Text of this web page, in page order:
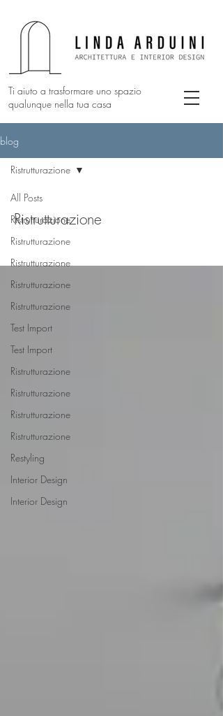
Ti aiuto a trasformare uno spazio
qualunque nella tua casa
blog
All Posts
Ristrutturazione
Ristrutturazione
Ristrutturazione
Ristrutturazione
Ristrutturazione
Test Import
Test Import
Ristrutturazione
Ristrutturazione
Ristrutturazione
Ristrutturazione
Restyling
Interior Design
Interior Design
Ristrutturazione
Ristrutturazione